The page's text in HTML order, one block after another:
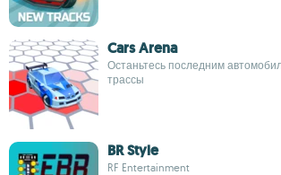
Cars Arena
Останьтесь последним
трассы
BR Style
RF Entertainment